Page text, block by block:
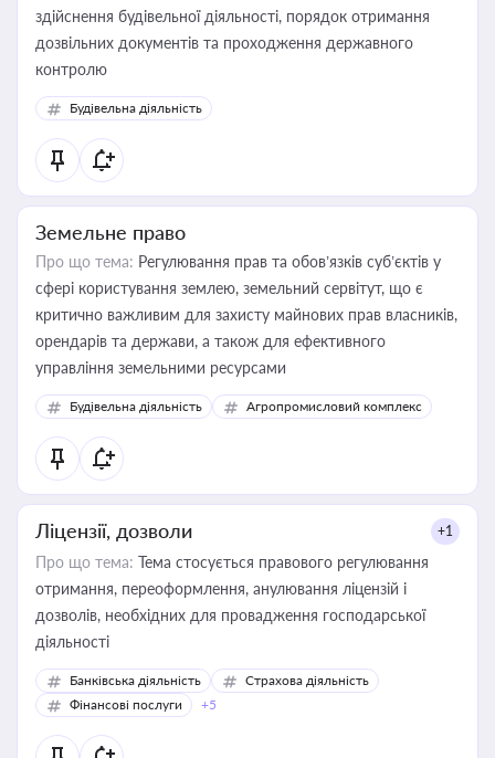
здійснення будівельної діяльності, порядок отримання
дозвільних документів та проходження державного
контролю
Будівельна діяльність
Земельне право
Про що тема: Регулювання прав та обов’язків суб’єктів у
сфері користування землею, земельний сервітут, що є
критично важливим для захисту майнових прав власників,
орендарів та держави, а також для ефективного
управління земельними ресурсами
Будівельна діяльність Агропромисловий комплекс
Ліцензії, дозволи +1
Про що тема: Тема стосується правового регулювання
отримання, переоформлення, анулювання ліцензій і
дозволів, необхідних для провадження господарської
діяльності
Банківська діяльність
Страхова діяльність
Фінансові послуги
+5